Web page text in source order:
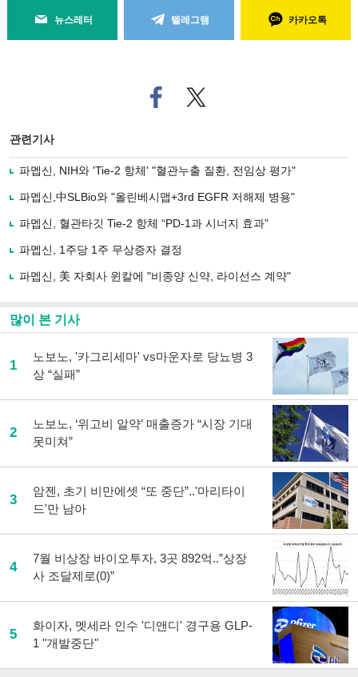
뉴스레터 텔레그램 카카오톡
페
이
로
기
사
유
기
트위
터로
관련기사
파멥신, NIH와 'Tie-2 항체' "혈관누출 질환, 전임상 평가"
파멥신,中SLBio와 "올린베시맵+3rd EGFR 저해제 병용"
파멥신, 혈관타깃 Tie-2 항체 “PD-1과 시너지 효과”
파멥신, 1주당 1주 무상증자 결정
파멥신, 美 자회사 윈칼에 "비종양 신약, 라이선스 계약"
많이 본 기사
1
노보노, '카그리세마' vs마운자로 당뇨병 3
상 “실패”
2
노보노, ‘위고비 알약’ 매출증가 “시장 기대
못미쳐”
3
암젠, 초기 비만에셋 “또 중단”..'마리타이
드'만 남아
4
7월 비상장 바이오투자, 3곳 892억..”상장
사 조달제로(0)”
5
화이자, 멧세라 인수 '디앤디' 경구용 GLP-
1 "개발중단"